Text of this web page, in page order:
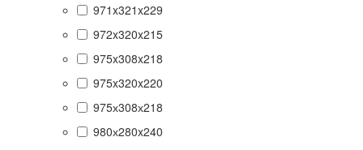
971x321x229
972x320x215
975x308x218
975x320x220
975х308х218
980х280x240